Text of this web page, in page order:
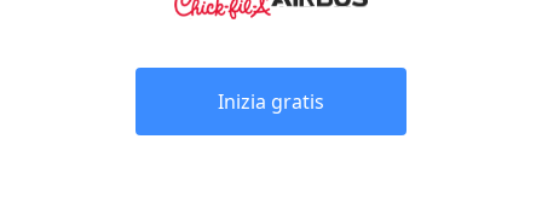
Inizia gratis